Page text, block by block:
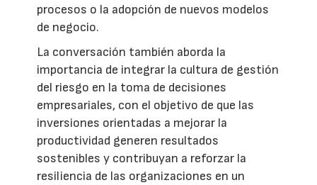
procesos o la adopción de nuevos modelos
de negocio.
La conversación también aborda la
importancia de integrar la cultura de gestión
del riesgo en la toma de decisiones
empresariales, con el objetivo de que las
inversiones orientadas a mejorar la
productividad generen resultados
sostenibles y contribuyan a reforzar la
resiliencia de las organizaciones en un